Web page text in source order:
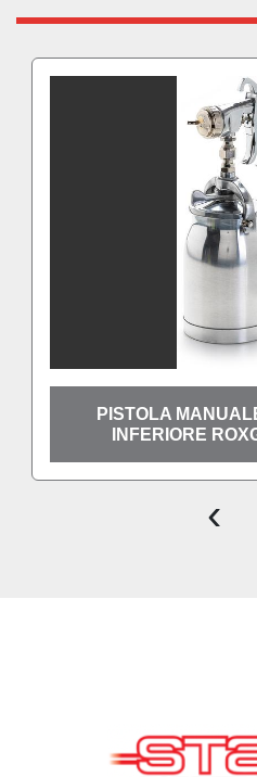
PISTOLA
INFERIORE
‹